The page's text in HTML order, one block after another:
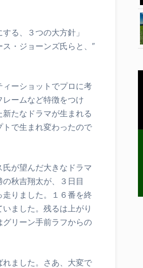
る、３つの大方針」
・ジョーンズ氏らと、″
ーショットでプロに考
ームなど特徴をつけ
たなドラマが生まれる
で生まれ変わったので
が望んだ大きなドラマ
秋吉翔太が、３日目
走りました。１６番を終
ました。残るは上がり
リーン手前ラフからの
ました。さあ、大変で